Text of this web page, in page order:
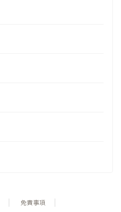
免責事項